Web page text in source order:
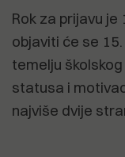
Rok za prijavu
objaviti će se
temelju
statusa i
najviše dvije